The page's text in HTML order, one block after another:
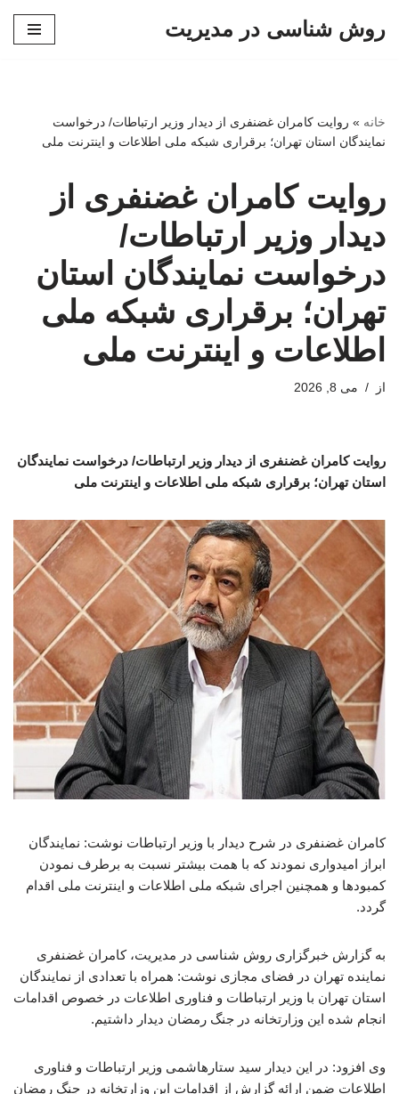
روش شناسی در مدیریت
خانه » روایت کامران غضنفری از دیدار وزیر ارتباطات/ درخواست
نمایندگان استان تهران؛ برقراری شبکه ملی اطلاعات و اینترنت ملی
روایت کامران غضنفری از
دیدار وزیر ارتباطات/
درخواست نمایندگان استان
تهران؛ برقراری شبکه ملی
اطلاعات و اینترنت ملی
از می 8, 2026
روایت کامران غضنفری از دیدار وزیر ارتباطات/ درخواست نمایندگان
استان تهران؛ برقراری شبکه ملی اطلاعات و اینترنت ملی
کامران غضنفری در شرح دیدار با وزیر ارتباطات نوشت: نمایندگان
ابراز امیدواری نمودند که با همت بیشتر نسبت به برطرف نمودن
کمبودها و همچنین اجرای شبکه ملی اطلاعات و اینترنت ملی اقدام
گردد.
به گزارش خبرگزاری روش شناسی در مدیریت، کامران غضنفری
نماینده تهران در فضای مجازی نوشت: همراه با تعدادی از نمایندگان
استان تهران با وزیر ارتباطات و فناوری اطلاعات در خصوص اقدامات
انجام شده این وزارتخانه در جنگ رمضان دیدار داشتیم.
وی افزود: در این دیدار سید ستارهاشمی وزیر ارتباطات و فناوری
اطلاعات ضمن ارائه گزارش از اقدامات این وزارتخانه در جنگ رمضان